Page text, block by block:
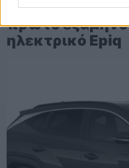
Η Skoda θα
πρώτο εξάμηνο
ηλεκτρικό Epiq